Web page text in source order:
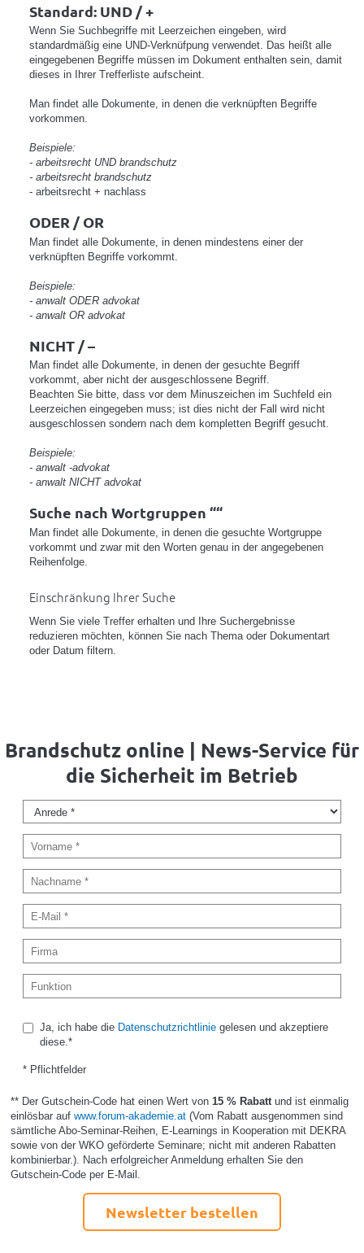
Standard: UND / +
Wenn Sie Suchbegriffe mit Leerzeichen eingeben, wird
standardmäßig eine UND-Verknüfpung verwendet. Das heißt alle
eingegebenen Begriffe müssen im Dokument enthalten sein, damit
dieses in Ihrer Trefferliste aufscheint.
Man findet alle Dokumente, in denen die verknüpften Begriffe
vorkommen.
Beispiele:
- arbeitsrecht UND brandschutz
- arbeitsrecht brandschutz
- arbeitsrecht + nachlass
ODER / OR
Man findet alle Dokumente, in denen mindestens einer der
verknüpften Begriffe vorkommt.
Beispiele:
- anwalt ODER advokat
- anwalt OR advokat
NICHT / –
Man findet alle Dokumente, in denen der gesuchte Begriff
vorkommt, aber nicht der ausgeschlossene Begriff.
Beachten Sie bitte, dass vor dem Minuszeichen im Suchfeld ein
Leerzeichen eingegeben muss; ist dies nicht der Fall wird nicht
ausgeschlossen sondern nach dem kompletten Begriff gesucht.
Beispiele:
- anwalt -advokat
- anwalt NICHT advokat
Suche nach Wortgruppen ““
Man findet alle Dokumente, in denen die gesuchte Wortgruppe
vorkommt und zwar mit den Worten genau in der angegebenen
Reihenfolge.
Einschränkung Ihrer Suche
Wenn Sie viele Treffer erhalten und Ihre Suchergebnisse
reduzieren möchten, können Sie nach Thema oder Dokumentart
oder Datum filtern.
Brandschutz online | News-Service für
die Sicherheit im Betrieb
Ja, ich habe die Datenschutzrichtliniegelesen und akzeptiere
diese.*
* Pflichtfelder
** Der Gutschein-Code hat einen Wert von 15 % Rabatt und ist einmalig
einlösbar auf www.forum-akademie.at(Vom Rabatt ausgenommen sind
sämtliche Abo-Seminar-Reihen, E-Learnings in Kooperation mit DEKRA
sowie von der WKO geförderte Seminare; nicht mit anderen Rabatten
kombinierbar.). Nach erfolgreicher Anmeldung erhalten Sie den
Gutschein-Code per E-Mail.
Newsletter bestellen